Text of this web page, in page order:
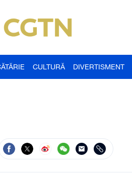
CULTURĂ DIVERTISMENT